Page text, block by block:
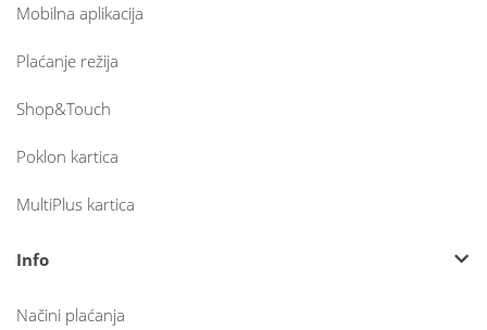
Mobilna aplikacija
Plaćanje režija
Shop&Touch
Poklon kartica
MultiPlus kartica
Info
Načini plaćanja